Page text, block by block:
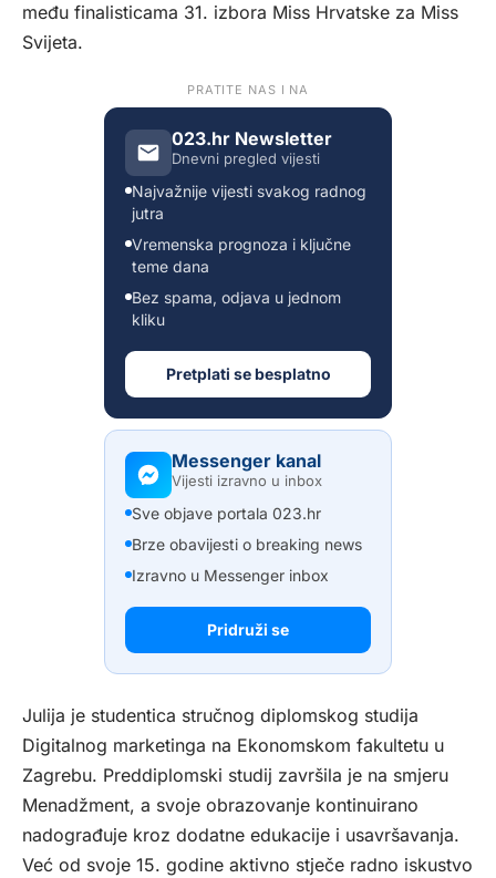
među finalisticama 31. izbora Miss Hrvatske za Miss
Svijeta.
PRATITE NAS I NA
023.hr Newsletter
Dnevni pregled vijesti
Najvažnije vijesti svakog radnog
jutra
Vremenska prognoza i ključne
teme dana
Bez spama, odjava u jednom
kliku
Pretplati se besplatno
Messenger kanal
Vijesti izravno u inbox
Sve objave portala 023.hr
Brze obavijesti o breaking news
Izravno u Messenger inbox
Pridruži se
Julija je studentica stručnog diplomskog studija
Digitalnog marketinga na Ekonomskom fakultetu u
Zagrebu. Preddiplomski studij završila je na smjeru
Menadžment, a svoje obrazovanje kontinuirano
nadograđuje kroz dodatne edukacije i usavršavanja.
Već od svoje 15. godine aktivno stječe radno iskustvo